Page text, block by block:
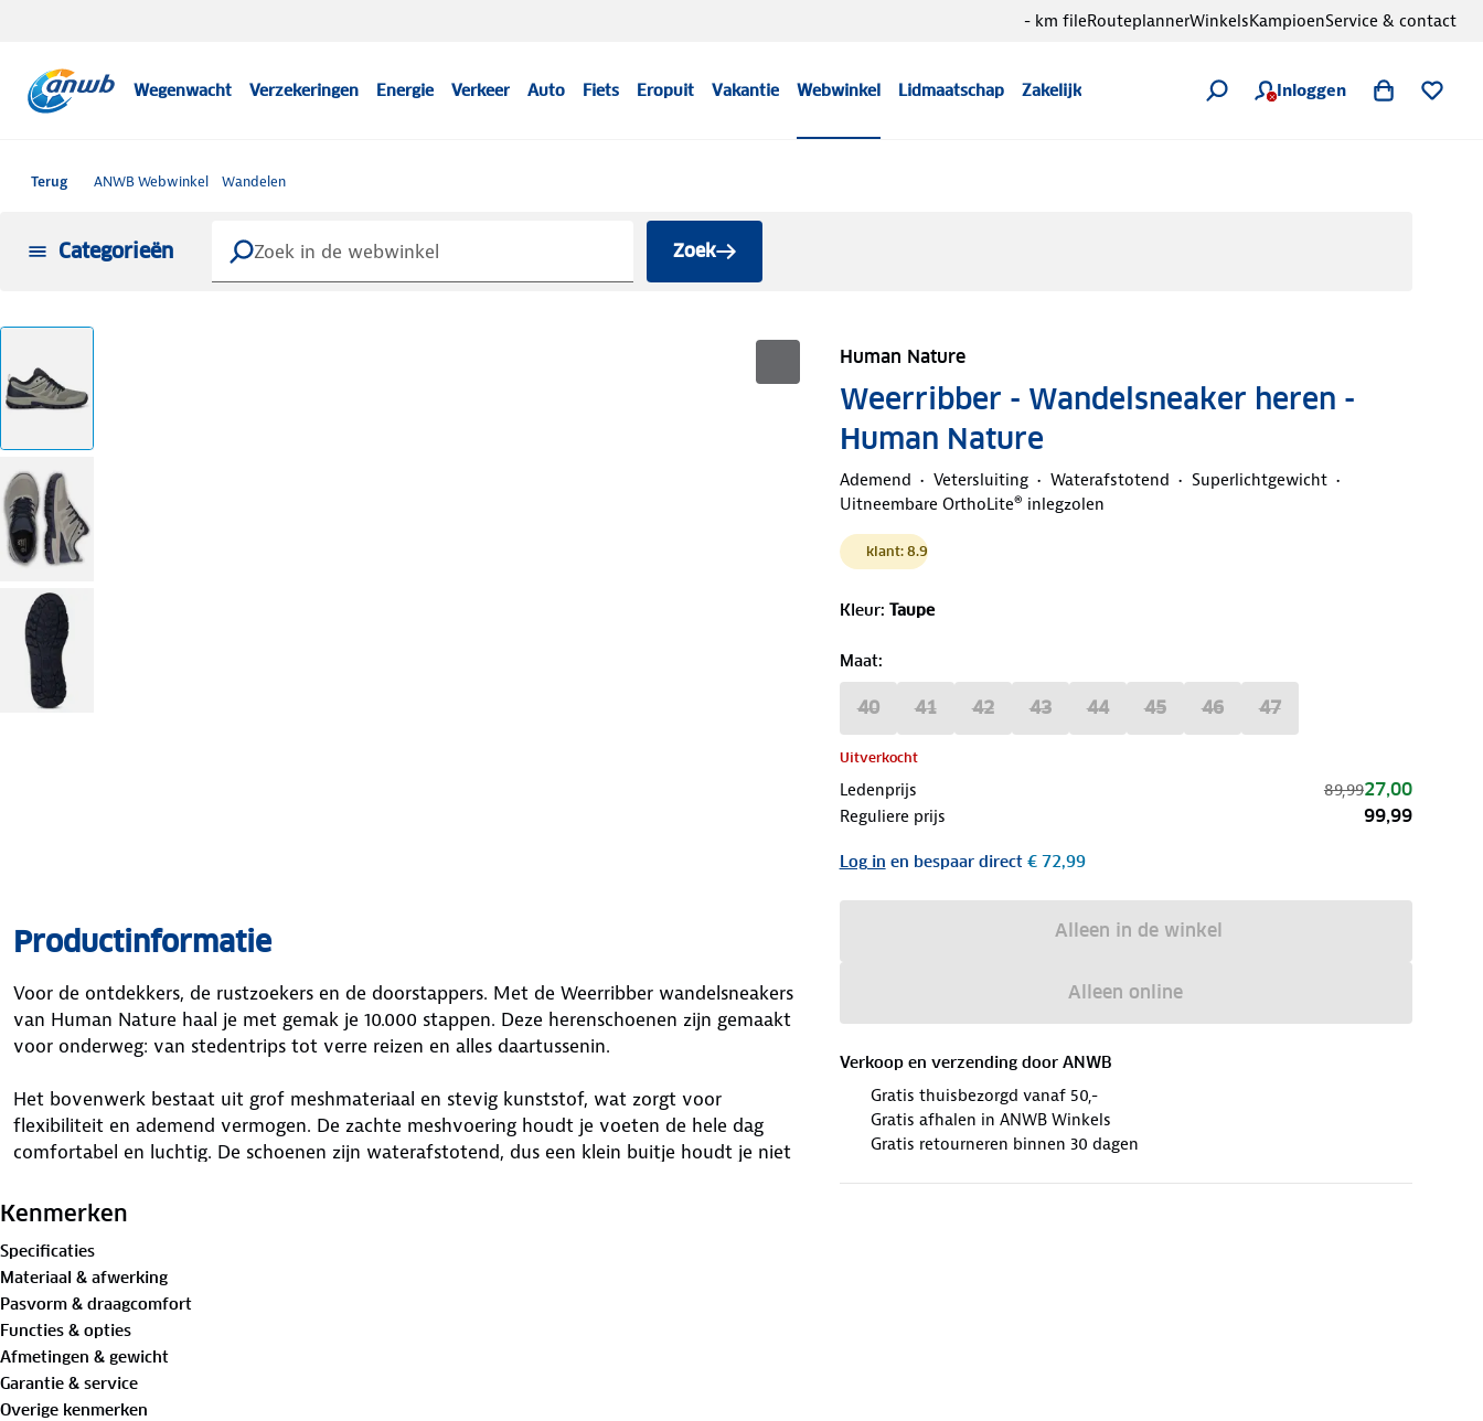
Wegenwacht Verzekeringen Energie Verkeer Auto Fiets Eropuit Vakantie Webwinkel Lidmaatschap Zakelijk Inloggen
- km fileRouteplannerWinkelsKampioenService & contact
Terug ANWB Webwinkel Wandelen
Categorieën Zoek
Human Nature
Weerribber - Wandelsneaker heren -
Human Nature
Ademend Vetersluiting Waterafstotend
Superlichtgewicht
Uitneembare OrthoLite® inlegzolen
klant: 8.9
Kleur: Taupe
Maat:
40 41 42 43 44 45 46 47
Uitverkocht
Ledenprijs 89,9927,00
Reguliere prijs 99,99
Log in en bespaar direct€ 72,99
Alleen in de winkel
Alleen online
Verkoop en verzending door ANWB
Gratis thuisbezorgd vanaf 50,-
Gratis afhalen in ANWB Winkels
Gratis retourneren binnen 30 dagen
Productinformatie
Voor de ontdekkers, de rustzoekers en de doorstappers. Met de Weerribber wandelsneakers
van Human Nature haal je met gemak je 10.000 stappen. Deze herenschoenen zijn gemaakt
voor onderweg: van stedentrips tot verre reizen en alles daartussenin.
Het bovenwerk bestaat uit grof meshmateriaal en stevig kunststof, wat zorgt voor
flexibiliteit en ademend vermogen. De zachte meshvoering houdt je voeten de hele dag
comfortabel en luchtig. De schoenen zijn waterafstotend, dus een klein buitje houdt je niet
vetersluiting zorgt ervoor dat de sneakers prettig aansluiten. Dankzij het lichte gewicht voelt
elke stap soepel aan. Een fijne schoen voor elke reis, groot of klein. Waar trek jij ze aan?
Ontdekhierstap voor stap hoe je de beste wandelschoenen kiest voor jouw avontuur.
Verleng de levensduur van je schoenen met goed
vervanging toe? Lever ze in bij onze winkels. Wij geven ze een nieuwe bestemming.
Kenmerken
Specificaties
Materiaal & afwerking
Pasvorm & draagcomfort
Functies & opties
Afmetingen & gewicht
Garantie & service
Overige kenmerken